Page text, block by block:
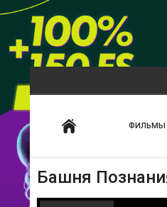
ФИЛЬМЫ
Башня